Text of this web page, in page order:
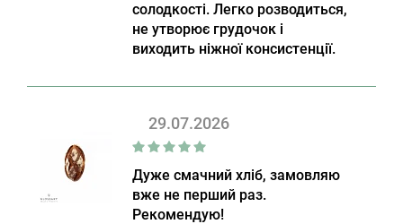
солодкості. Легко розводиться,
не утворює грудочок і
виходить ніжної консистенції.
29.07.2026
Дуже смачний хліб, замовляю
вже не перший раз.
Рекомендую!